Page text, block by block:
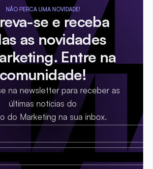
NÃO PERCA UMA NOVIDADE!
se e receba
as novidades
Entre na
na newsletter para receber as
últimas notícias do
do Marketing na sua inbox.